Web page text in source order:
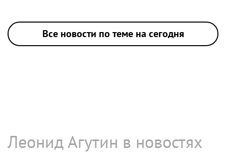
Все новости по теме на сегодня
Леонид Агутин в новостях